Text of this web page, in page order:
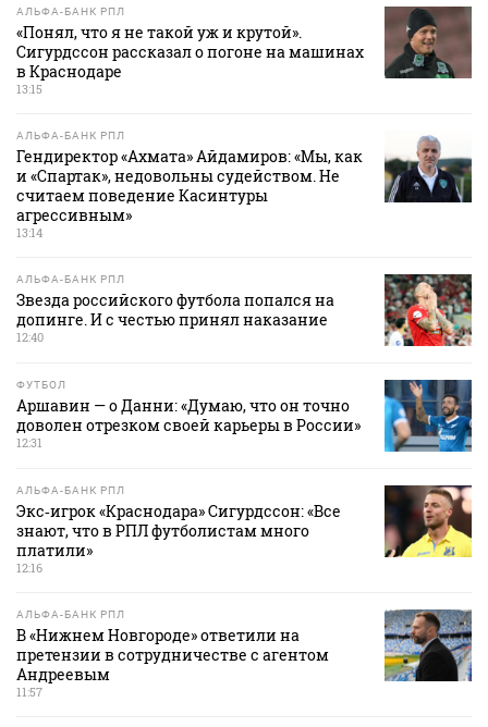
АЛЬФА-БАНК РПЛ
«Понял, что я не такой уж и крутой».
Сигурдссон рассказал о погоне на машинах
в Краснодаре
13:15
АЛЬФА-БАНК РПЛ
Гендиректор «Ахмата» Айдамиров: «Мы, как
и «Спартак», недовольны судейством. Не
считаем поведение Касинтуры
агрессивным»
13:14
АЛЬФА-БАНК РПЛ
Звезда российского футбола попался на
допинге. И с честью принял наказание
12:40
ФУТБОЛ
Аршавин — о Данни: «Думаю, что он точно
доволен отрезком своей карьеры в России»
12:31
АЛЬФА-БАНК РПЛ
Экс‑игрок «Краснодара» Сигурдссон: «Все
знают, что в РПЛ футболистам много
платили»
12:16
АЛЬФА-БАНК РПЛ
В «Нижнем Новгороде» ответили на
претензии в сотрудничестве с агентом
Андреевым
11:57